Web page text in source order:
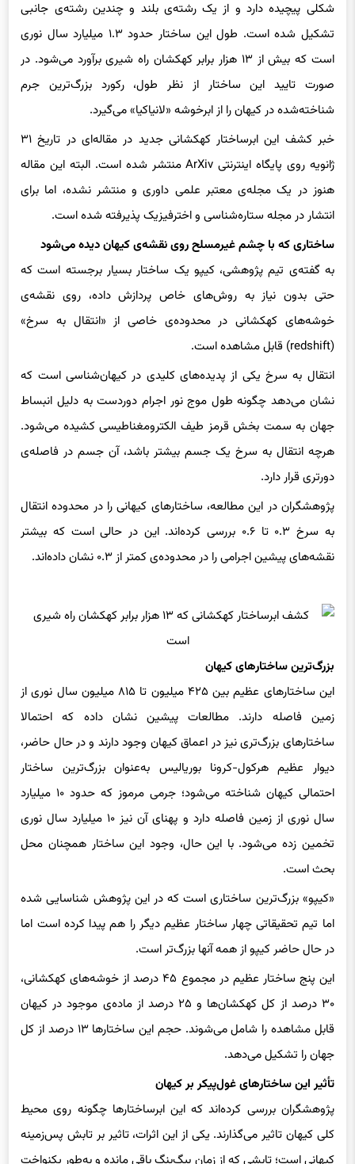
تشکیل شده است. طول این ساختار حدود ۱.۳ میلیارد سال نوری
است که بیش از ۱۳ هزار برابر کهکشان راه شیری برآورد می‌شود. در
صورت تایید این ساختار از نظر طول، رکورد بزرگ‌ترین جرم
شناخته‌شده در کیهان را از ابرخوشه‌ «لانیاکیا» می‌گیرد.
ژانویه روی پایگاه اینترنتی ArXiv منتشر شده است. البته این مقاله
هنوز در یک مجله‌ی معتبر علمی داوری و منتشر نشده، اما برای
انتشار در مجله‌ ستاره‌شناسی و اخترفیزیک پذیرفته شده است.
ساختاری که با چشم غیرمسلح روی نقشه‌ی کیهان دیده می‌شود
به گفته‌ی تیم پژوهشی، کیپو یک ساختار بسیار برجسته است که
حتی بدون نیاز به روش‌های خاص پردازش داده، روی نقشه‌ی
خوشه‌های کهکشانی در محدوده‌ی خاصی از «انتقال به سرخ»
(redshift) قابل مشاهده است.
انتقال به سرخ یکی از پدیده‌های کلیدی در کیهان‌شناسی است که
نشان می‌دهد چگونه طول موج نور اجرام دوردست به دلیل انبساط
جهان به سمت بخش قرمز طیف الکترومغناطیسی کشیده می‌شود.
هرچه انتقال به سرخ یک جسم بیشتر باشد، آن جسم در فاصله‌ی
دورتری قرار دارد.
پژوهشگران در این مطالعه، ساختارهای کیهانی را در محدوده‌ انتقال
به سرخ ۰.۳ تا ۰.۶ بررسی کرده‌اند. این در حالی است که بیشتر
نقشه‌های پیشین اجرامی را در محدوده‌ی کمتر از ۰.۳ نشان داده‌اند.
زمین فاصله دارند. مطالعات پیشین نشان داده که احتمالا
ساختارهای بزرگ‌تری نیز در اعماق کیهان وجود دارند و در حال حاضر،
دیوار عظیم هرکول-کرونا بوریالیس به‌عنوان بزرگ‌ترین ساختار
احتمالی کیهان شناخته می‌شود؛ جرمی مرموز که حدود ۱۰ میلیارد
سال نوری از زمین فاصله دارد و پهنای آن نیز ۱۰ میلیارد سال نوری
تخمین زده می‌شود. با این حال، وجود این ساختار همچنان محل
بحث است.
«کیپو» بزرگ‌ترین ساختاری است که در این پژوهش شناسایی شده
اما تیم تحقیقاتی چهار ساختار عظیم دیگر را هم پیدا کرده است اما
در حال حاضر کیپو از همه آنها بزرگ‌تر است.
این پنج ساختار عظیم در مجموع ۴۵ درصد از خوشه‌های کهکشانی،
۳۰ درصد از کل کهکشان‌ها و ۲۵ درصد از ماده‌ی موجود در کیهان
قابل مشاهده را شامل می‌شوند. حجم این ساختارها ۱۳ درصد از کل
جهان را تشکیل می‌دهد.
تأثیر این ساختارهای غول‌پیکر بر کیهان
پژوهشگران بررسی کرده‌اند که این ابرساختارها چگونه روی محیط
کلی کیهان تاثیر می‌گذارند. یکی از این اثرات، تاثیر بر تابش پس‌زمینه‌
کیهانی است؛ تابشی که از زمان بیگ‌بنگ باقی مانده و به‌طور یکنواخت